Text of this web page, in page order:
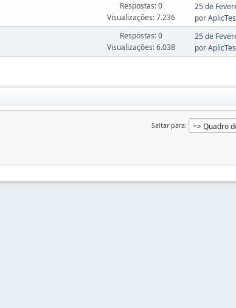
Respostas: 0
Visualizações: 7.236
25 de
por
Respostas: 0
Visualizações: 6.038
25 de
por
Saltar para